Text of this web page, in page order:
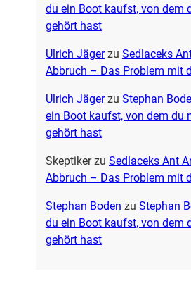
du ein Boot kaufst, von dem
gehört hast
Ulrich Jägerzu Sedlaceks
Abbruch – Das Problem mit
Ulrich Jägerzu Stephan
ein Boot kaufst, von dem du
gehört hast
Skeptikerzu Sedlaceks Ant
Abbruch – Das Problem mit
Stephan Boden zu Stephan
du ein Boot kaufst, von dem
gehört hast